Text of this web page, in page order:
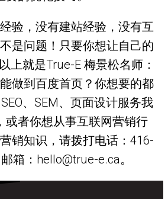
验，没有建站经验，没有互
是问题！只要你想让自己的
上就是True-E 梅景松名师：
做到百度首页？你想要的都
、SEM、页面设计服务我
或者你想从事互联网营销行
销知识，请拨打电话：416-
箱：hello@true-e.ca。